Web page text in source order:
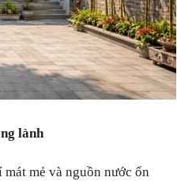
lành
mẻ và nguồn nước ổn